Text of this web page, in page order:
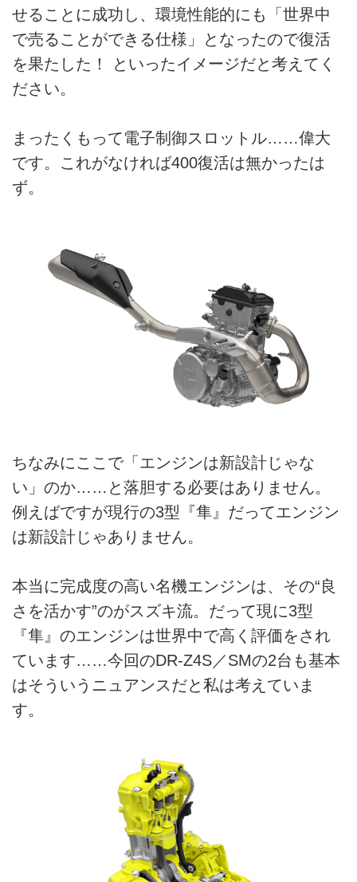
せることに成功し、環境性能的にも「世界中
で売ることができる仕様」となったので復活
を果たした！ といったイメージだと考えてく
ださい。
まったくもって電子制御スロットル……偉大
です。これがなければ400復活は無かったは
ず。
ちなみにここで「エンジンは新設計じゃな
い」のか……と落胆する必要はありません。
例えばですが現行の3型『隼』だってエンジン
は新設計じゃありません。
本当に完成度の高い名機エンジンは、その“良
さを活かす”のがスズキ流。だって現に3型
『隼』のエンジンは世界中で高く評価をされ
ています……今回のDR-Z4S／SMの2台も基本
はそういうニュアンスだと私は考えていま
す。